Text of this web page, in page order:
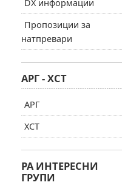
DX информации
Пропозиции за
натпревари
АРГ - ХСТ
АРГ
ХСТ
РА ИНТЕРЕСНИ
ГРУПИ